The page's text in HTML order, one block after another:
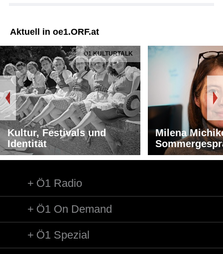
Aktuell in oe1.ORF.at
Ö1 KULTURTALK
Kultur, Festivals und
Identität
Milena
Ö1 Radio
Ö1 On Demand
Ö1 Spezial